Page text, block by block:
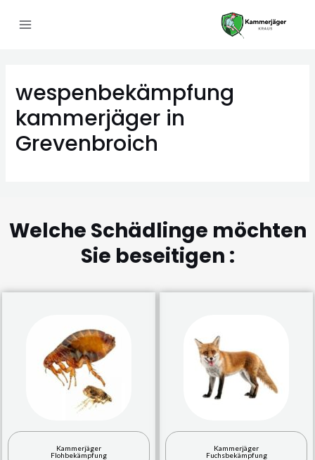
wespenbekämpfung
kammerjäger in
Grevenbroich
Welche Schädlinge möchten
Sie beseitigen :
Kammerjäger
Flohbekämpfung
Kammerjäger
Fuchsbekämpfung